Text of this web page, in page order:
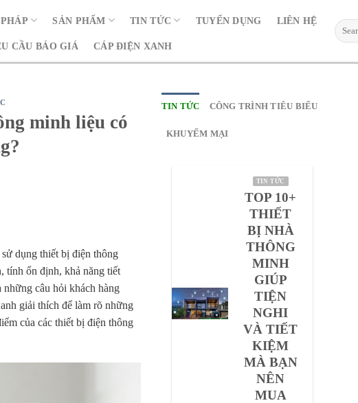
SẢN PHẨM TIN TỨC TUYỂN DỤNG LIÊN HỆ
CẦU BÁO GIÁ CÁP ĐIỆN XANH
Search
for:
minh liệu có
dụng thiết bị điện thông
tính ổn định, khả năng tiết
câu hỏi khách hàng
giải thích để làm rõ những
của các thiết bị điện thông
TIN TỨC CÔNG TRÌNH TIÊU BIỂU
KHUYẾM MẠI
TIN TỨC
TOP 10+
THIẾT
BỊ NHÀ
THÔNG
MINH
GIÚP
TIỆN
NGHI
VÀ TIẾT
KIỆM
MÀ BẠN
NÊN
MUA